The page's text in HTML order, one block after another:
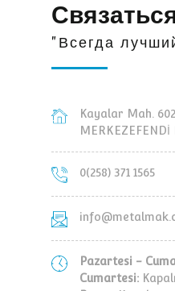
"Всегда
Kayalar Mah.
0(258) 371 1565
Pazartesi -
Cumartesi: Kapalı